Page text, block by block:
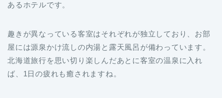
あるホテルです。
趣きが異なっている客室はそれぞれが独立しており、お部
屋には源泉かけ流しの内湯と露天風呂が備わっています。
北海道旅行を思い切り楽しんだあとに客室の温泉に入れ
ば、1日の疲れも癒されますね。